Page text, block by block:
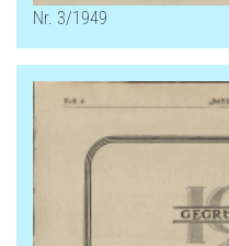
Nr. 3/1949